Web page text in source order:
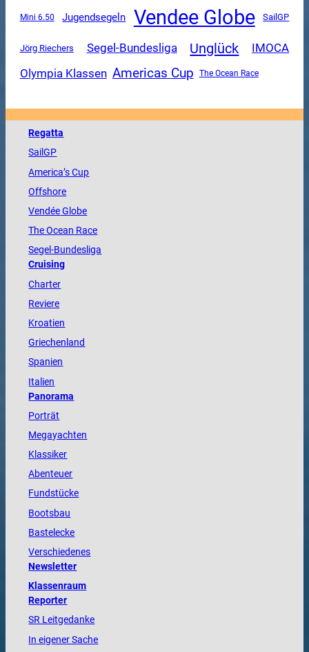
Mini 6.50 Jugendsegeln Vendee Globe SailGP
Jörg Riechers Segel-Bundesliga Unglück IMOCA
Olympia Klassen Americas Cup The Ocean Race
Regatta
SailGP
America’s Cup
Offshore
VendéeGlobe
TheOcean Race
Segel-Bundesliga
Cruising
Charter
Reviere
Kroatien
Griechenland
Spanien
Italien
Panorama
Porträt
Megayachten
Klassiker
Abenteuer
Fundstücke
Bootsbau
Bastelecke
Verschiedenes
Newsletter
Klassenraum
Reporter
SR Leitgedanke
In eigener Sache